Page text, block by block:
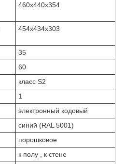
460x440x354
454x434x303
35
60
класс S2
1
электронный кодовый
синий (RAL 5001)
порошковое
к полу , к стене